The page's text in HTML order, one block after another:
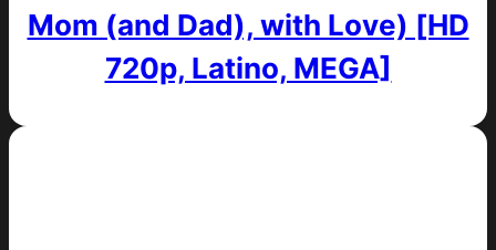
Mom (and Dad), with Love) [HD
720p, Latino, MEGA]